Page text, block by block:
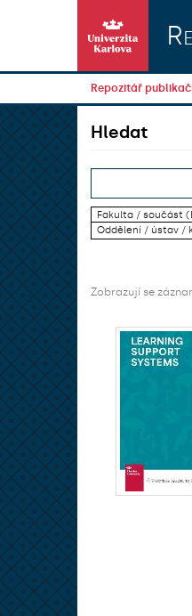
Repozitář
Hledat
Fakulta / součást
Oddělení / ústav /
Zobrazují se